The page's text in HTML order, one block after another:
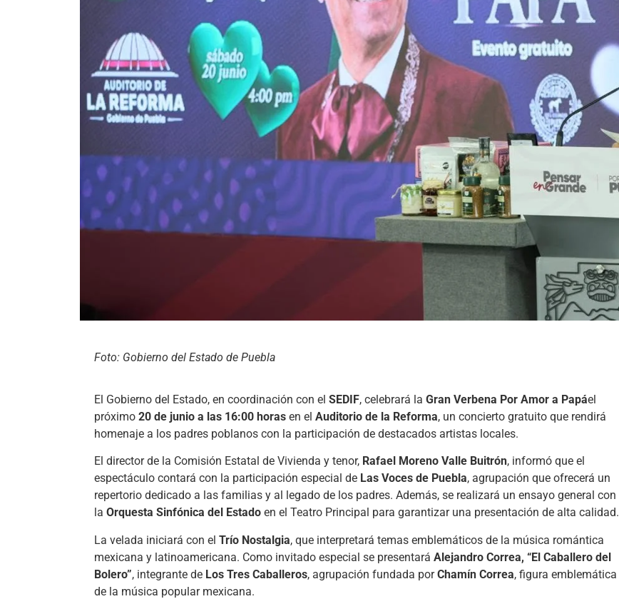
Foto: Gobierno del Estado de Puebla
El Gobierno del Estado, en coordinación con el SEDIF, celebrará la Gran Verbena Por Amor a Papáel
próximo 20 de junio a las 16:00 horas en el Auditorio de la Reforma, un concierto gratuito que rendirá
homenaje a los padres poblanos con la participación de destacados artistas locales.
El director de la Comisión Estatal de Vivienda y tenor, Rafael Moreno Valle Buitrón, informó que el
espectáculo contará con la participación especial de Las Voces de Puebla, agrupación que ofrecerá un
repertorio dedicado a las familias y al legado de los padres. Además, se realizará un ensayo general con
la Orquesta Sinfónica del Estado en el Teatro Principal para garantizar una presentación de alta calidad.
La velada iniciará con el Trío Nostalgia, que interpretará temas emblemáticos de la música romántica
mexicana y latinoamericana. Como invitado especial se presentará Alejandro Correa, “El Caballero del
Bolero”, integrante de Los Tres Caballeros, agrupación fundada porChamín Correa, figura emblemática
de la música popular mexicana.